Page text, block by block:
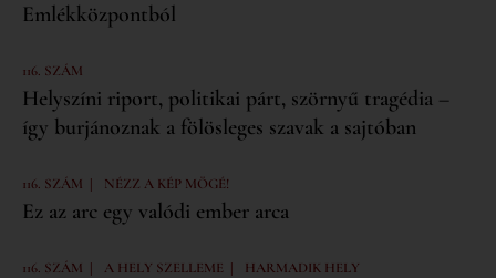
Emlékközpontból
116. SZÁM
Helyszíni riport, politikai párt, szörnyű tragédia –
így burjánoznak a fölösleges szavak a sajtóban
116. SZÁM | NÉZZ A KÉP MÖGÉ!
Ez az arc egy valódi ember arca
116. SZÁM | A HELY SZELLEME | HARMADIK HELY